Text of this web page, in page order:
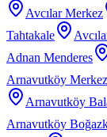
Avcılar Merkez
Tahtakale
Adnan Menderes
Arnavutköy Merkez
Arnavutköy
Arnavutköy